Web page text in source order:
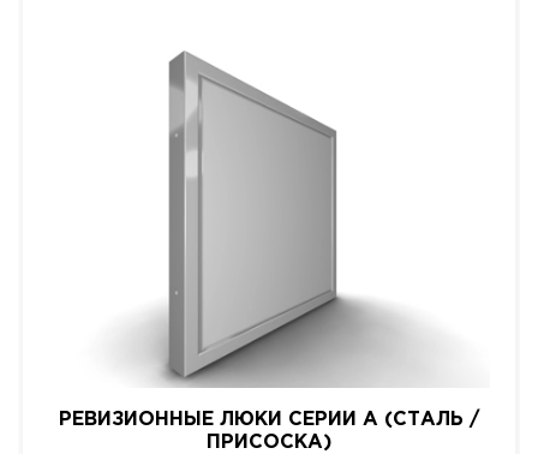
РЕВИЗИОННЫЕ ЛЮКИ СЕРИИ A (СТАЛЬ /
ПРИСОСКА)